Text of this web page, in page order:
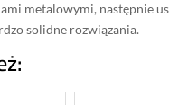
metalowymi, następnie
solidne rozwiązania.